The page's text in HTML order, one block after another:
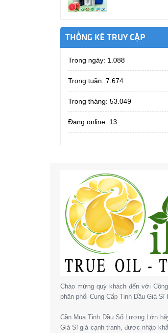
THỐNG KÊ TRUY CẬP
Trong ngày: 1.088
Trong tuần: 7.674
Trong tháng: 53.049
Đang online: 13
Chào mừng quý khách đến với
phân phối Cung Cấp Tinh Dầu Giá Sỉ
Cần Mua Tinh Dầu Số Lượng Lớn
Giá Sỉ giá cạnh tranh, được nhập